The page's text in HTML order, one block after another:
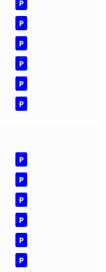
P
P
P
P
P
P
P
P
P
P
P
P